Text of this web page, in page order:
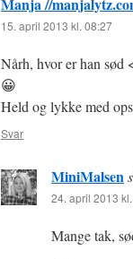
15. april 2013 kl. 08:27
Nårh, hvor er han sød
😀
Held og lykke med
Svar
MiniMalsen
24. april 2013
Mange tak,